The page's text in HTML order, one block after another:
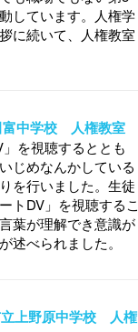
しています。人権学
に続いて、人権教室
中学校 人権教室
」を視聴するととも
じめなんかしている
を行いました。生徒
トDV」を視聴するこ
葉が理解でき意識が
述べられました。
上野原中学校 人権